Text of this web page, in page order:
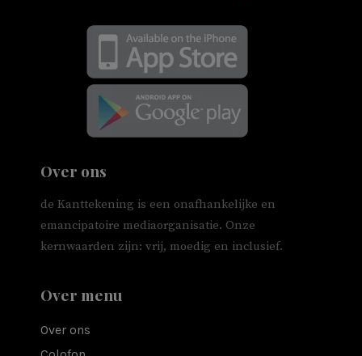
Over ons
de Kanttekening is een onafhankelijke en
emancipatoire mediaorganisatie. Onze
kernwaarden zijn: vrij, moedig en inclusief.
Over menu
Over ons